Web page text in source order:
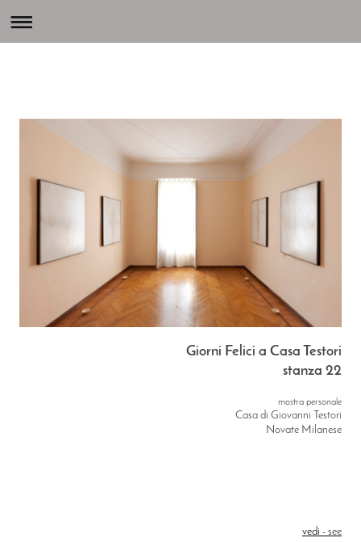
Giorni Felici a Casa Testori
stanza 22
mostra personale
Casa di Giovanni Testori
Novate Milanese
vedi - see